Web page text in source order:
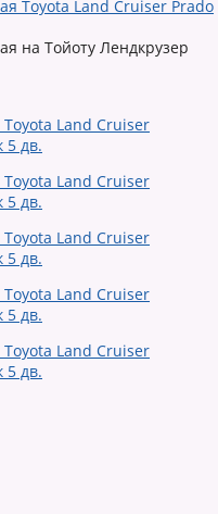
Toyota Land Cruiser Prado
на Тойоту Лендкрузер